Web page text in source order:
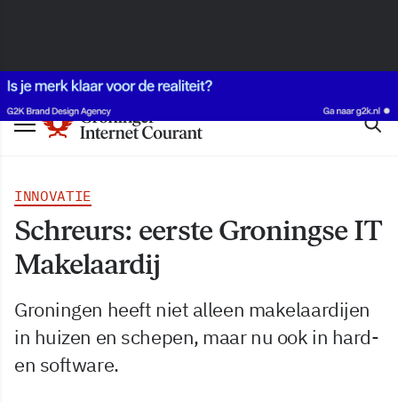
INNOVATIE
Schreurs: eerste Groningse IT
Makelaardij
Groningen heeft niet alleen makelaardijen
in huizen en schepen, maar nu ook in hard-
en software.